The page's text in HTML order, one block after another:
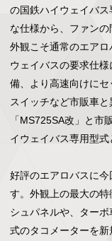
の国鉄ハイウェイバ
な仕様から、ファンの
外観こそ通常のエア
ウェイバスの要求仕
備、より高速向けに
スイッチなど市販車
「MS725SA改」と市
イウェイバス専用型式
好評のエアロバスに
す。外観上の最大の
シュパネルや、ター
式のタコメーターを